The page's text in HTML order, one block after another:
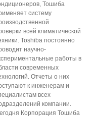
Тошиба
систему
всей климатической
Toshiba постоянно
научно-
работы в
современных
Отчеты о них
к инженерам и
всех
компании.
Корпорация Тошиба